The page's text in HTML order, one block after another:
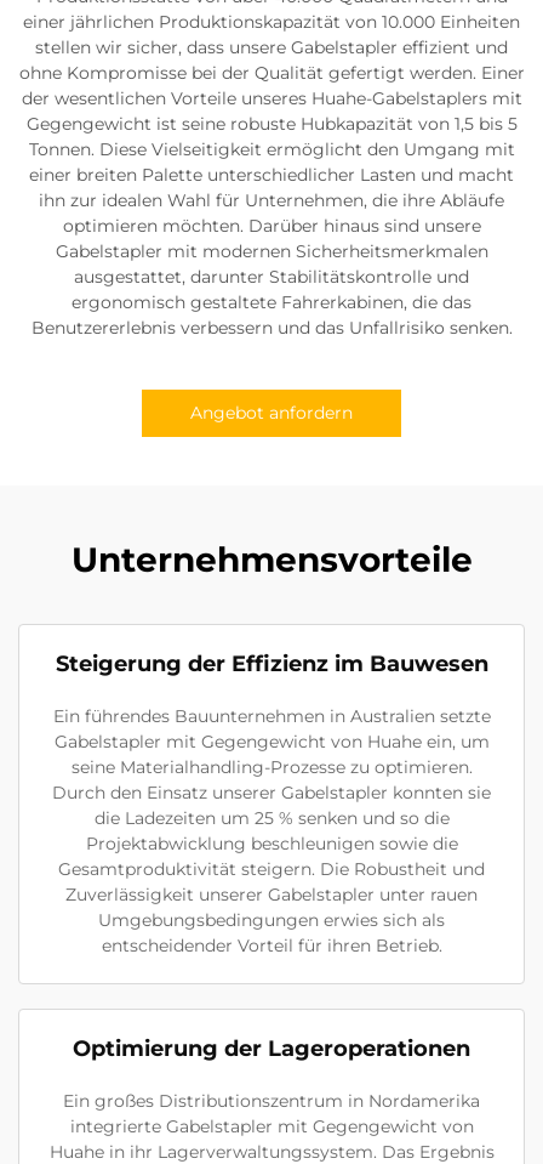
einer jährlichen Produktionskapazität von 10.000 Einheiten
stellen wir sicher, dass unsere Gabelstapler effizient und
ohne Kompromisse bei der Qualität gefertigt werden. Einer
der wesentlichen Vorteile unseres Huahe-Gabelstaplers mit
Gegengewicht ist seine robuste Hubkapazität von 1,5 bis 5
Tonnen. Diese Vielseitigkeit ermöglicht den Umgang mit
einer breiten Palette unterschiedlicher Lasten und macht
ihn zur idealen Wahl für Unternehmen, die ihre Abläufe
optimieren möchten. Darüber hinaus sind unsere
Gabelstapler mit modernen Sicherheitsmerkmalen
ausgestattet, darunter Stabilitätskontrolle und
ergonomisch gestaltete Fahrerkabinen, die das
Benutzererlebnis verbessern und das Unfallrisiko senken.
Angebot anfordern
Unternehmensvorteile
Steigerung der Effizienz im Bauwesen
Ein führendes Bauunternehmen in Australien setzte
Gabelstapler mit Gegengewicht von Huahe ein, um
seine Materialhandling-Prozesse zu optimieren.
Durch den Einsatz unserer Gabelstapler konnten sie
die Ladezeiten um 25 % senken und so die
Projektabwicklung beschleunigen sowie die
Gesamtproduktivität steigern. Die Robustheit und
Zuverlässigkeit unserer Gabelstapler unter rauen
Umgebungsbedingungen erwies sich als
entscheidender Vorteil für ihren Betrieb.
Optimierung der Lageroperationen
Ein großes Distributionszentrum in Nordamerika
integrierte Gabelstapler mit Gegengewicht von
Huahe in ihr Lagerverwaltungssystem. Das Ergebnis